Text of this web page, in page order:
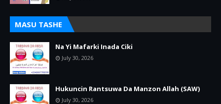
MASU TASHE
Na Yi Mafarki Inada Ciki
July 30, 2026
Hukuncin Rantsuwa Da Manzon Allah (SAW)
July 30, 2026